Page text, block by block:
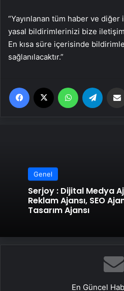
“Yayınlanan tüm haber ve
yasal bildirimlerinizi bize
En kısa süre içerisinde
sağlanılacaktır.”
Facebook WhatsApp
Genel
Serjoy : Dijital Medya Ajansı, Google
Reklam Ajansı, SEO
Tasarım Ajansı
En Güncel